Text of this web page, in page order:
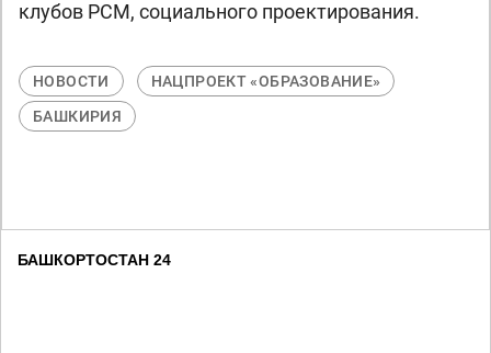
клубов РСМ, социального проектирования.
НОВОСТИ
НАЦПРОЕКТ «ОБРАЗОВАНИЕ»
БАШКИРИЯ
БАШКОРТОСТАН 24